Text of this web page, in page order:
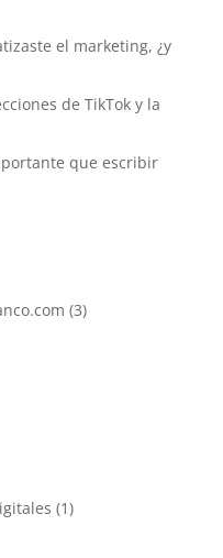
el marketing, ¿y
de TikTok y la
que escribir
(3)
(1)